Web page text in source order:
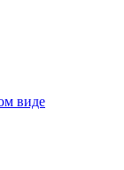
виде